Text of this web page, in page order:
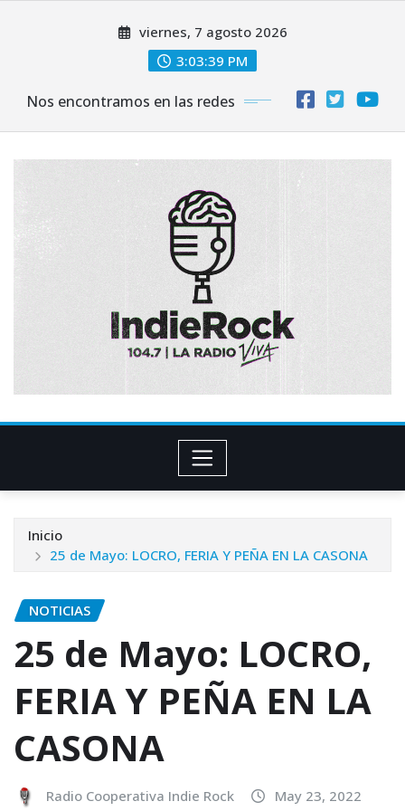
viernes, 7 agosto 2026
3:03:40 PM
Nos encontramos en las redes
Inicio
25 de Mayo: LOCRO, FERIA Y PEÑA EN LA CASONA
NOTICIAS
25 de Mayo: LOCRO,
FERIA Y PEÑA EN LA
CASONA
Radio Cooperativa Indie Rock
May 23, 2022